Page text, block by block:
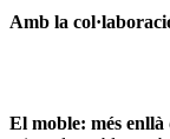
Amb la
El moble: més enllà